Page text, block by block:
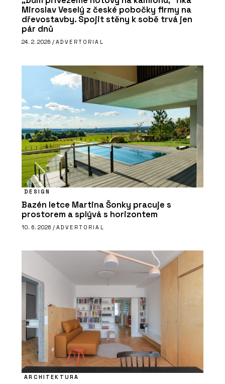
Miroslav Veselý z české pobočky firmy na
dřevostavby. Spojit stěny k sobě trvá jen
pár dnů
24. 2. 2026 / ADVERTORIAL
DESIGN
Bazén letce Martina Šonky pracuje s
prostorem a splývá s horizontem
10. 6. 2026 / ADVERTORIAL
ARCHITEKTURA